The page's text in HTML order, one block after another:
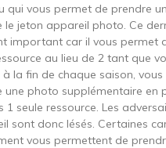
qui vous permet de prendre
le jeton appareil photo. Ce
important car il vous permet
au lieu de 2 tant que
à la fin de chaque saison,
une photo supplémentaire en
1 seule ressource. Les
sont donc lésés. Certaines
vous permettent de